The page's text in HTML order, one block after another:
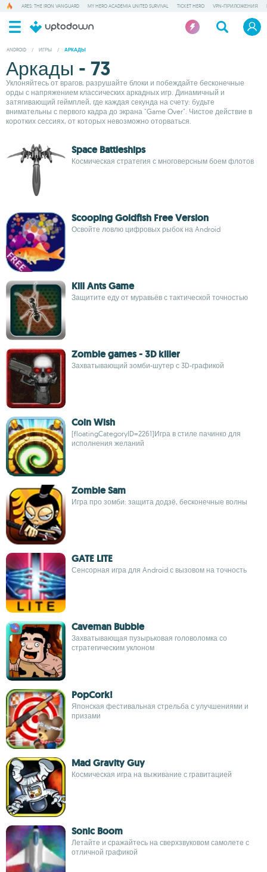
ARES: THE IRON VANGUARD MY HERO ACADEMIA UNITED SURVIVAL TICKET HERO VPN-ПРИЛОЖЕНИЯ
ANDROID / ИГРЫ / АРКАДЫ
Аркады - 73
Уклоняйтесь от врагов, разрушайте блоки и побеждайте бесконечные
орды с напряжением классических аркадных игр. Динамичный и
затягивающий геймплей, где каждая секунда на счету: будьте
внимательны с первого кадра до экрана "Game Over". Чистое действие в
коротких сессиях, от которых невозможно оторваться.
Space Battleships
Космическая стратегия с многоверсным боем флотов
Scooping Goldfish Free Version
Освойте ловлю цифровых рыбок на Android
Kill Ants Game
Защитите еду от муравьёв с тактической точностью
Zombie games - 3D killer
Захватывающий зомби-шутер с 3D-графикой
Coin Wish
[floatingCategoryID=2261]Игра в стиле пачинко для
исполнения желаний
Zombie Sam
Игра про зомби: защита додзё, бесконечные волны
GATE LITE
Сенсорная игра для Android с вызовом на точность
Caveman Bubble
Захватывающая пузырьковая головоломка со
стратегическим уклоном
PopCork!
Японская фестивальная стрельба с улучшениями и
призами
Mad Gravity Guy
Космическая игра на выживание с гравитацией
Sonic Boom
Летайте и сражайтесь на сверхзвуковом самолете с
отличной графикой